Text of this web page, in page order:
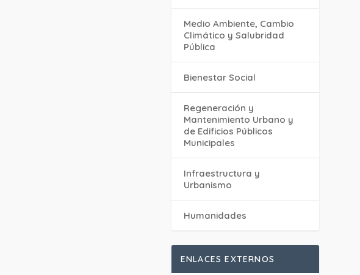
Medio Ambiente, Cambio
Climático y Salubridad
Pública
Bienestar Social
Regeneración y
Mantenimiento Urbano y
de Edificios Públicos
Municipales
Infraestructura y
Urbanismo
Humanidades
ENLACES EXTERNOS